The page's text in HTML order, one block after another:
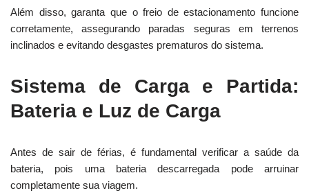
Além disso, garanta que o freio de estacionamento funcione
corretamente, assegurando paradas seguras em terrenos
inclinados e evitando desgastes prematuros do sistema.
Sistema de Carga e Partida:
Bateria e Luz de Carga
Antes de sair de férias, é fundamental verificar a saúde da
bateria, pois uma bateria descarregada pode arruinar
completamente sua viagem.